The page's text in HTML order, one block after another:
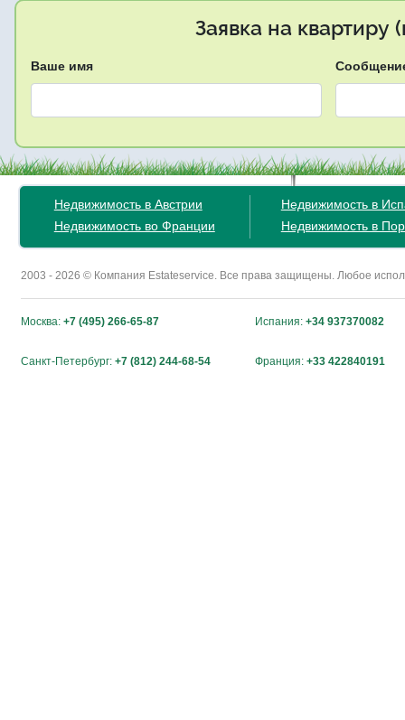
Заявка на квартиру
Ваше имя
Недвижимость в Австрии
Недвижимость во Франции
Недвижимость в
Недвижимость в
2003 - 2026 © Компания Estateservice. Все права защищены. Любое
Москва: +7 (495) 266-65-87 Испания: +34 937370082
Санкт-Петербург: +7 (812) 244-68-54 Франция: +33 422840191